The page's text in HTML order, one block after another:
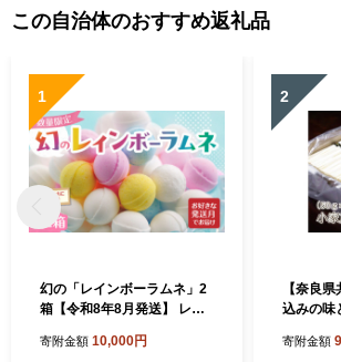
この自治体のおすすめ返礼品
1
幻の「レインボーラムネ」2
箱【令和8年8月発送】 レイ
インスタ映え かわいい ラム
寄附金額 10,000円
2
【奈良
込みの味
きりサイ
寄附金額